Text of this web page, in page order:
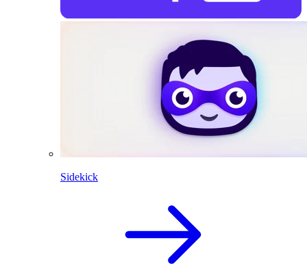
Sidekick